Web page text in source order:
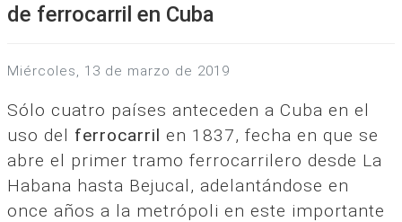
de ferrocarril en Cuba
miércoles, 13 de marzo de 2019
Sólo cuatro países anteceden a Cuba en el
uso del ferrocarril en 1837, fecha en que se
abre el primer tramo ferrocarrilero desde La
Habana hasta Bejucal, adelantándose en
once años a la metrópoli en este importante